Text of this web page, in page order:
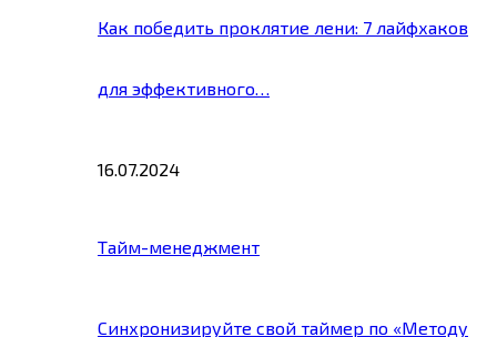
Как победить проклятие лени: 7 лайфхаков
для эффективного…
16.07.2024
Тайм-менеджмент
Синхронизируйте свой таймер по «Методу